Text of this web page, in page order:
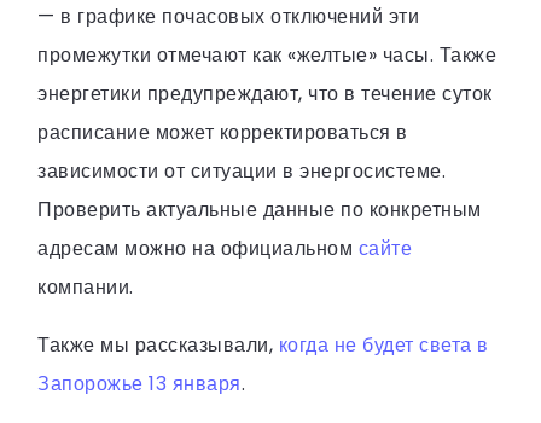
— в графике почасовых отключений эти
промежутки отмечают как «желтые» часы. Также
энергетики предупреждают, что в течение суток
расписание может корректироваться в
зависимости от ситуации в энергосистеме.
Проверить актуальные данные по конкретным
адресам можно на официальном сайте
компании.
Также мы рассказывали, когда не будет света в
Запорожье 13 января.